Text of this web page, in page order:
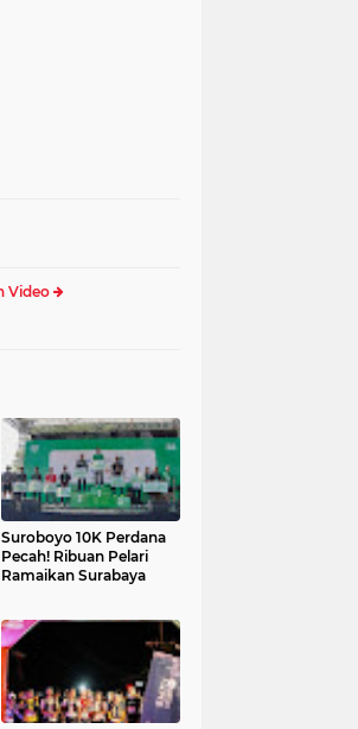
Video
Suroboyo 10K Perdana
Pecah! Ribuan Pelari
Ramaikan Surabaya